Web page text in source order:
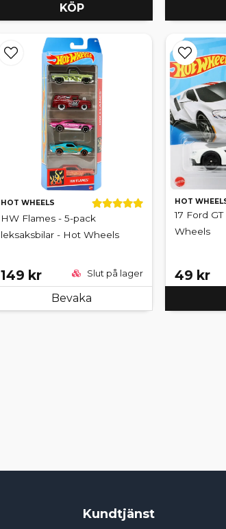
KÖP
HOT WHEELS
HW Flames - 5-pack
leksaksbilar - Hot Wheels
149 kr Slut på lager
Bevaka
HOT
17 Ford
Wheels
49 kr
Kundtjänst